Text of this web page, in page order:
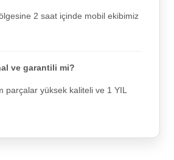
2 saat içinde mobil ekibimiz
ve garantili mi?
parçalar yüksek kaliteli ve 1 YIL